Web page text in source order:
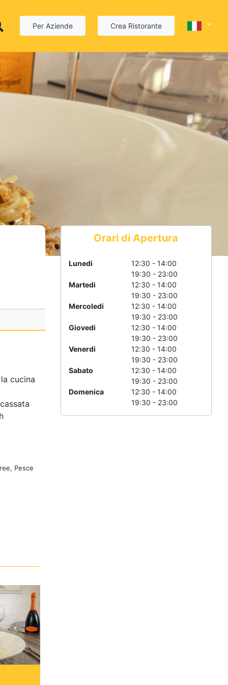
Per Aziende Crea Ristorante
cucina
Pesce
Orari di Apertura
Lunedi
12:30 - 14:00
19:30 - 23:00
Martedi
12:30 - 14:00
19:30 - 23:00
Mercoledi
12:30 - 14:00
19:30 - 23:00
Giovedi
12:30 - 14:00
19:30 - 23:00
Venerdi
12:30 - 14:00
19:30 - 23:00
Sabato
12:30 - 14:00
19:30 - 23:00
Domenica
12:30 - 14:00
19:30 - 23:00